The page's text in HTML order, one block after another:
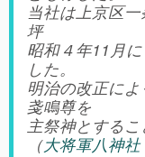
当社は上京区
坪
昭和４年11月
した。
明治の改正に
戔鳴尊を
主祭神とするこ
（大将軍八神